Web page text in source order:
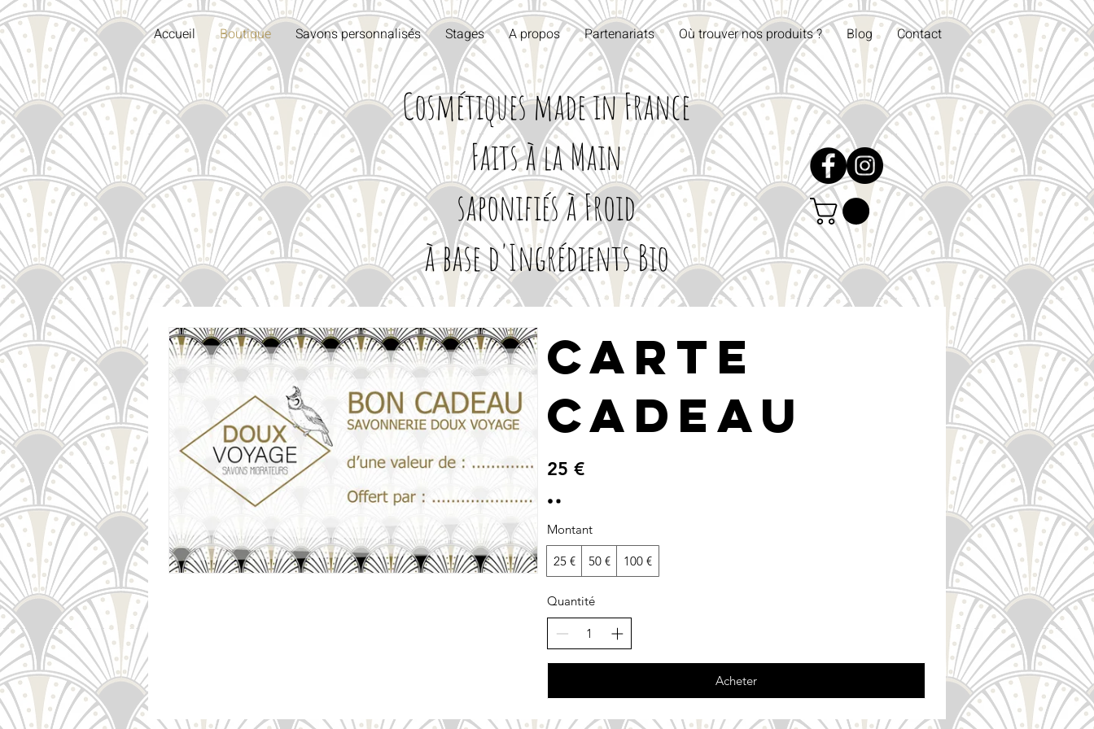
Accueil Boutique Savons personnalisés Stages A propos Partenariats Où trouver nos produits ? Blog Contact
Cosmétiques made in France
Faits à la Main
saponifiés à Froid
à base d'Ingrédients Bio
Carte
cadeau
25 €
Montant
25 € 50 € 100 €
Quantité
Acheter